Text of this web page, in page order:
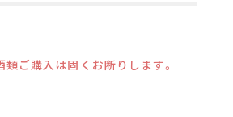
ご購入は固くお断りします。